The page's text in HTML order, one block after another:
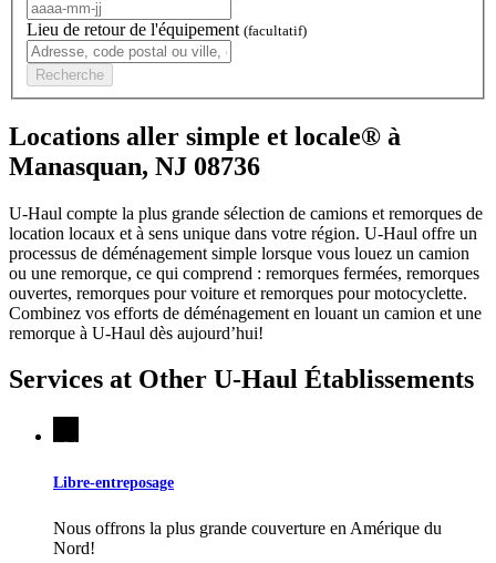
Lieu de retour de l'équipement (facultatif)
Recherche
Locations aller simple et locale® à
Manasquan, NJ 08736
U-Haul compte la plus grande sélection de camions et remorques de
location locaux et à sens unique dans votre région. U-Haul offre un
processus de déménagement simple lorsque vous louez un camion
ou une remorque, ce qui comprend : remorques fermées, remorques
ouvertes, remorques pour voiture et remorques pour motocyclette.
Combinez vos efforts de déménagement en louant un camion et une
remorque à U-Haul dès aujourd’hui!
Services at Other U-Haul Établissements
Libre-entreposage
Nous offrons la plus grande couverture en Amérique du
Nord!